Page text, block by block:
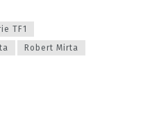
TF1
Robert Mirta